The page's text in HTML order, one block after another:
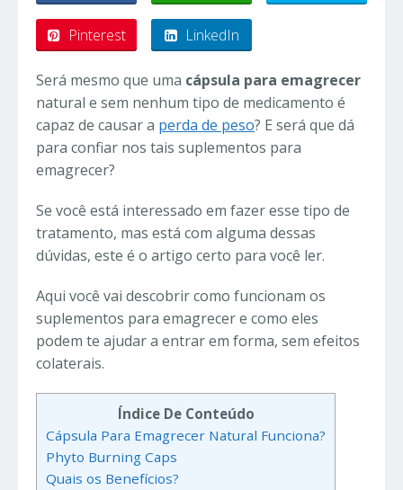
Pinterest LinkedIn
Será mesmo que uma cápsula para emagrecer
natural e sem nenhum tipo de medicamento é
capaz de causar a perda de peso? E será que dá
para confiar nos tais suplementos para
emagrecer?
Se você está interessado em fazer esse tipo de
tratamento, mas está com alguma dessas
dúvidas, este é o artigo certo para você ler.
Aqui você vai descobrir como funcionam os
suplementos para emagrecer e como eles
podem te ajudar a entrar em forma, sem efeitos
colaterais.
Índice De Conteúdo
Cápsula Para Emagrecer Natural Funciona?
Phyto Burning Caps
Quais os Benefícios?